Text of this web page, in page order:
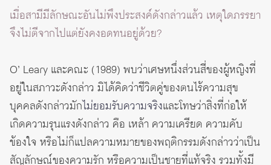
เมื่อสามีมีลักษณะอันไม่พึงประสงค์ดังกล่าวแล้ว เหตุใดภรรยา
จึงไม่ตีจากไปแต่ยังคงอดทนอยู่ด้วย?
O’ Leary และคณะ (1989) พบว่าเศษหนึ่งส่วนสี่ของผู้หญิงที่
อยู่ในสภาวะดังกล่าว มิได้คิดว่าชีวิตคู่ของตนไร้ความสุข
บุคคลดังกล่าวมักไม่ยอมรับความจริงและโทษว่าสิ่งที่ก่อให้
เกิดความรุนแรงดังกล่าว คือ เหล้า ความเครียด ความคับ
ข้องใจ หรือไม่ก็แปลความหมายของพฤติกรรมดังกล่าวว่าเป็น
สัญลักษณ์ของความรัก หรือความเป็นชายที่แท้จริง รวมทั้งมี